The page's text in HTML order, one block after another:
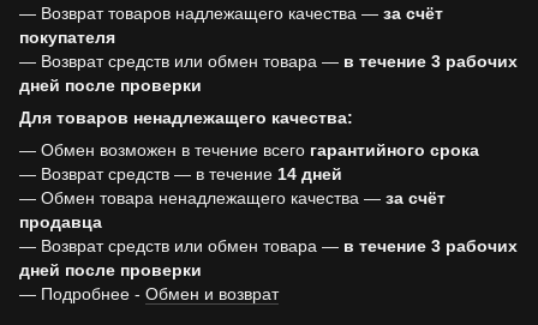
— Возврат товаров надлежащего качества — за счёт
покупателя
— Возврат средств или обмен товара — в течение 3 рабочих
дней после проверки
Для товаров ненадлежащего качества:
— Обмен возможен в течение всего гарантийного срока
— Возврат средств — в течение 14 дней
— Обмен товара ненадлежащего качества — за счёт
продавца
— Возврат средств или обмен товара — в течение 3 рабочих
дней после проверки
— Подробнее - Обмен и возврат